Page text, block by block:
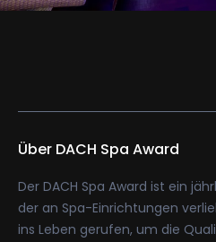
Über DACH Spa Award
Der DACH Spa Award ist ein
der an Spa-Einrichtungen
ins Leben gerufen, um die